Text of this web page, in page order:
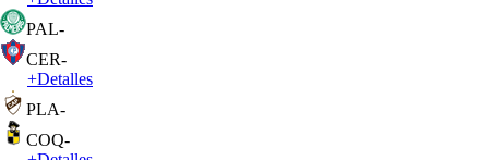
PAL-
CER-
+Detalles
PLA-
COQ-